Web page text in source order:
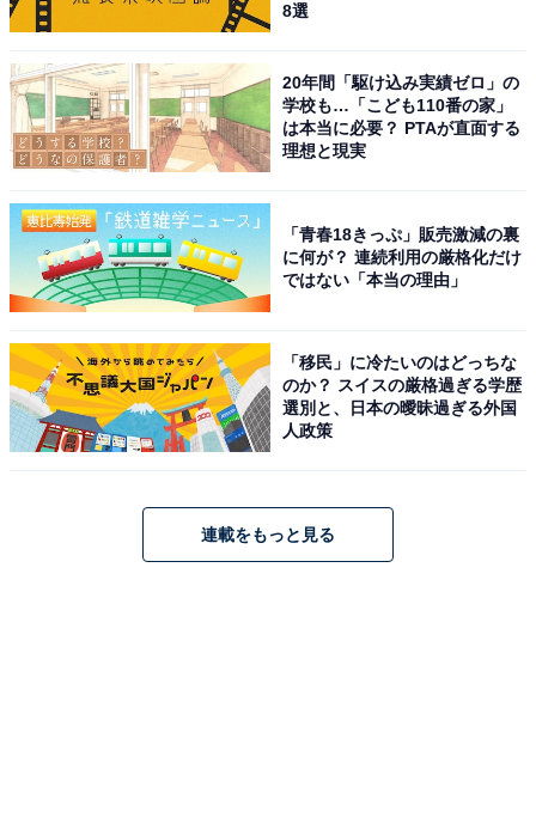
8選
20年間「駆け込み実績ゼロ」の
学校も…「こども110番の家」
は本当に必要？ PTAが直面する
理想と現実
「青春18きっぷ」販売激減の裏
に何が？ 連続利用の厳格化だけ
ではない「本当の理由」
「移民」に冷たいのはどっちな
のか？ スイスの厳格過ぎる学歴
選別と、日本の曖昧過ぎる外国
人政策
連載をもっと見る